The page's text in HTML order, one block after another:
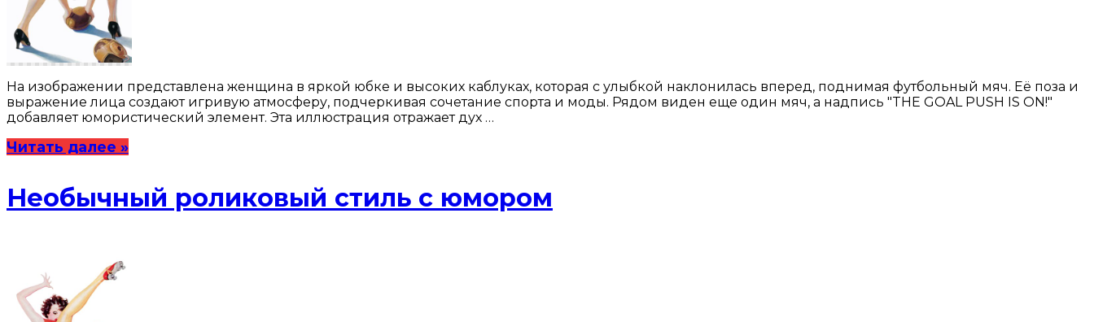
На изображении представлена женщина в яркой юбке и высоких каблуках, которая с улыбкой наклонилась вперед, поднимая футбольный мяч. Её поза и
выражение лица создают игривую атмосферу, подчеркивая сочетание спорта и моды. Рядом виден еще один мяч, а надпись "THE GOAL PUSH IS ON!"
добавляет юмористический элемент. Эта иллюстрация отражает дух …
Читать далее »
Необычный роликовый стиль с юмором